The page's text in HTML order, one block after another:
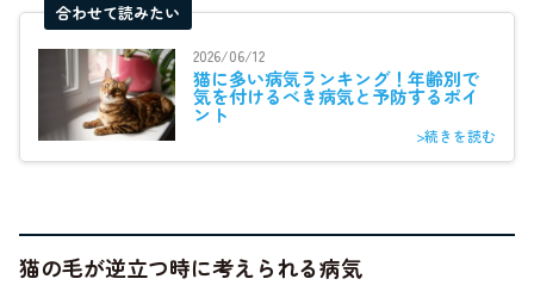
合わせて読みたい
2026/06/12
猫に多い病気ランキング！年齢別で
気を付けるべき病気と予防するポイ
ント
>続きを読む
猫の毛が逆立つ時に考えられる病気